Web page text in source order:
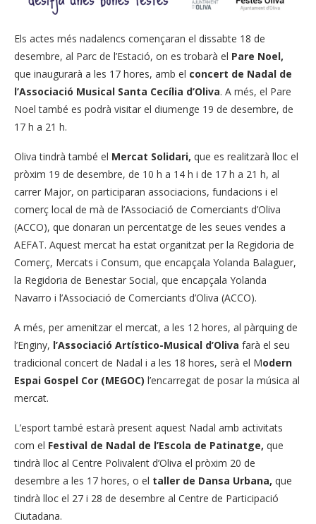
Els actes més nadalencs començaran el dissabte 18 de
desembre, al Parc de l’Estació, on es trobarà el Pare Noel,
que inaugurarà a les 17 hores, amb el concert de Nadal de
l’Associació Musical Santa Cecília d’Oliva. A més, el Pare
Noel també es podrà visitar el diumenge 19 de desembre, de
17 h a 21 h.
Oliva tindrà també el Mercat Solidari, que es realitzarà lloc el
pròxim 19 de desembre, de 10 h a 14 h i de 17 h a 21 h, al
carrer Major, on participaran associacions, fundacions i el
comerç local de mà de l’Associació de Comerciants d’Oliva
(ACCO), que donaran un percentatge de les seues vendes a
AEFAT. Aquest mercat ha estat organitzat per la Regidoria de
Comerç, Mercats i Consum, que encapçala Yolanda Balaguer,
la Regidoria de Benestar Social, que encapçala Yolanda
Navarro i l’Associació de Comerciants d’Oliva (ACCO).
A més, per amenitzar el mercat, a les 12 hores, al pàrquing de
l’Enginy, l’Associació Artístico-Musical d’Oliva farà el seu
tradicional concert de Nadal i a les 18 hores, serà el Modern
Espai Gospel Cor (MEGOC) l’encarregat de posar la música al
mercat.
L’esport també estarà present aquest Nadal amb activitats
com el Festival de Nadal de l’Escola de Patinatge, que
tindrà lloc al Centre Polivalent d’Oliva el pròxim 20 de
desembre a les 17 hores, o el taller de Dansa Urbana, que
tindrà lloc el 27 i 28 de desembre al Centre de Participació
Ciutadana.